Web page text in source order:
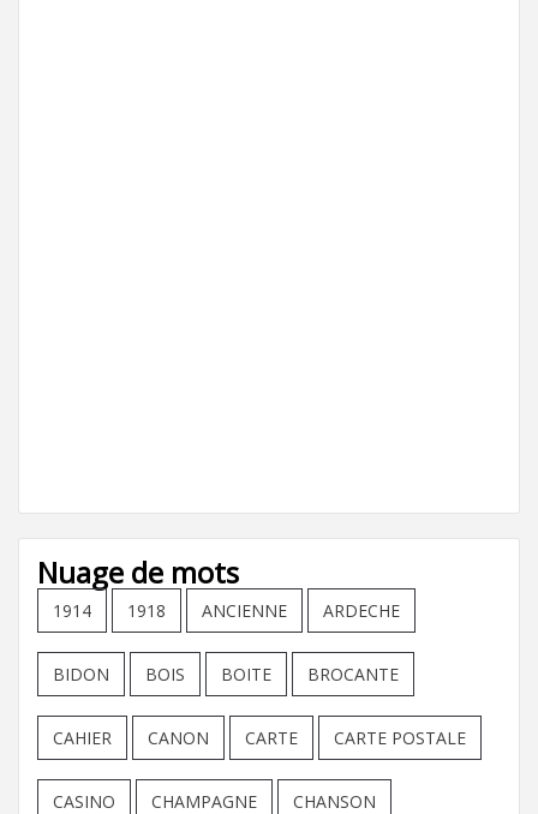
Nuage de mots
1914 1918 ANCIENNE ARDECHE
BIDON BOIS BOITE BROCANTE
CAHIER CANON CARTE CARTE POSTALE
CASINO CHAMPAGNE CHANSON